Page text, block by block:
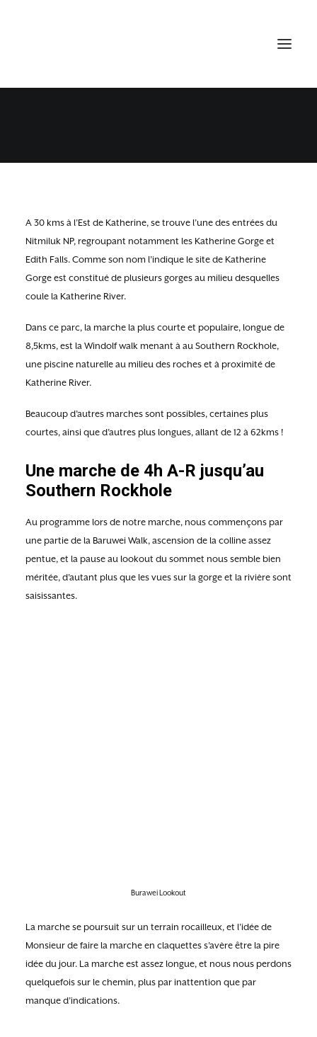
A 30 kms à l’Est de Katherine, se trouve l’une des entrées du
Nitmiluk NP, regroupant notamment les Katherine Gorge et
Edith Falls. Comme son nom l’indique le site de Katherine
Gorge est constitué de plusieurs gorges au milieu desquelles
coule la Katherine River.
Dans ce parc, la marche la plus courte et populaire, longue de
8,5kms, est la Windolf walk menant à au Southern Rockhole,
une piscine naturelle au milieu des roches et à proximité de
Katherine River.
Beaucoup d’autres marches sont possibles, certaines plus
courtes, ainsi que d’autres plus longues, allant de 12 à 62kms !
Une marche de 4h A-R jusqu’au
Southern Rockhole
Au programme lors de notre marche, nous commençons par
une partie de la Baruwei Walk, ascension de la colline assez
pentue, et la pause au lookout du sommet nous semble bien
méritée, d’autant plus que les vues sur la gorge et la rivière sont
saisissantes.
Burawei Lookout
La marche se poursuit sur un terrain rocailleux, et l’idée de
Monsieur de faire la marche en claquettes s’avère être la pire
idée du jour. La marche est assez longue, et nous nous perdons
quelquefois sur le chemin, plus par inattention que par
manque d’indications.